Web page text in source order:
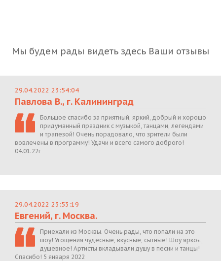
Мы будем рады видеть здесь Ваши отзывы
29.04.2022 23:54:04
Павлова В., г. Калининград
Большое спасибо за приятный, яркий, добрый и хорошо
придуманный праздник с музыкой, танцами, легендами
и трапезой! Очень порадовало, что зрители были
вовлечены в программу! Удачи и всего самого доброго!
04.01.22г
29.04.2022 23:53:19
Евгений, г. Москва.
Приехали из Москвы. Очень рады, что попали на это
шоу! Угощения чудесные, вкусные, сытные! Шоу яркое,
душевное! Артисты вкладывали душу в песни и танцы!
Спасибо! 5 января 2022